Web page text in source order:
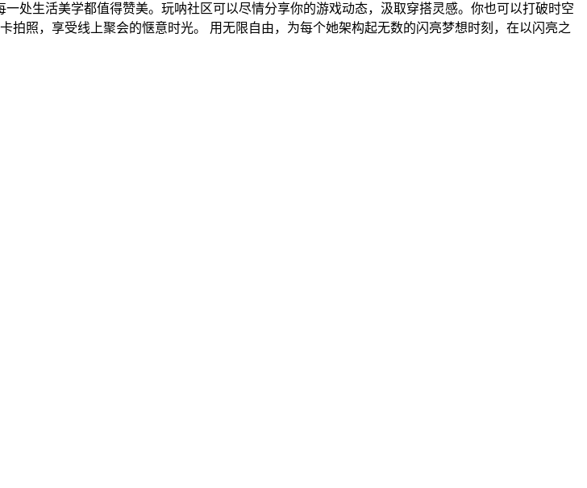
处生活美学都值得赞美。玩呐社区可以尽情分享你的游戏动态，汲取穿搭灵感。你也可以打破时空
照，享受线上聚会的惬意时光。 用无限自由，为每个她架构起无数的闪亮梦想时刻，在以闪亮之